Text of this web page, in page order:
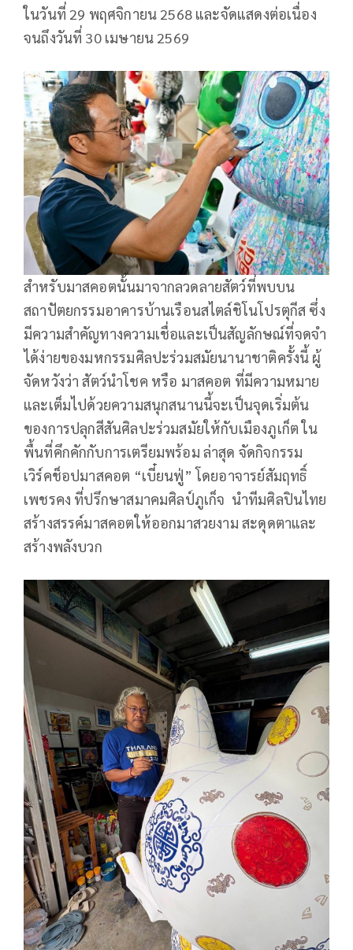
ในวันที่ 29 พฤศจิกายน 2568 และจัดแสดงต่อเนื่อง
จนถึงวันที่ 30 เมษายน 2569
สำหรับมาสคอตนั้นมาจากลวดลายสัตว์ที่พบบน
สถาปัตยกรรมอาคารบ้านเรือนสไตล์ชิโนโปรตุกีส ซึ่ง
มีความสำคัญทางความเชื่อและเป็นสัญลักษณ์ที่จดจำ
ได้ง่ายของมหกรรมศิลปะร่วมสมัยนานาชาติครั้งนี้ ผู้
จัดหวังว่า สัตว์นำโชค หรือ มาสคอต ที่มีความหมาย
และเต็มไปด้วยความสนุกสนานนี้จะเป็นจุดเริ่มต้น
ของการปลุกสีสันศิลปะร่วมสมัยให้กับเมืองภูเก็ต ใน
พื้นที่คึกคักกับการเตรียมพร้อม ล่าสุด จัดกิจกรรม
เวิร์คช็อปมาสคอต “เบี๋ยนฟู่” โดยอาจารย์สัมฤทธิ์
เพชรคง ที่ปรึกษาสมาคมศิลป์ภูเก็จ นำทีมศิลปินไทย
สร้างสรรค์มาสคอตให้ออกมาสวยงาม สะดุดตาและ
สร้างพลังบวก